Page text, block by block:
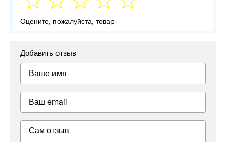
Оцените, пожалуйста, товар
Добавить отзыв
Ваше имя
Ваш email
Сам отзыв